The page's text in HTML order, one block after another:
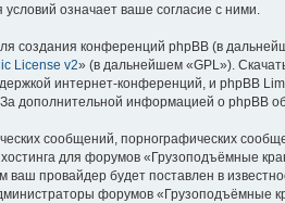
означает ваше согласие с ними.
создания конференций phpBB (в
License v2» (в дальнейшем «GPL»).
интернет-конференций, и phpBB
дополнительной информацией о phpBB
сообщений, порнографических
для форумов «Грузоподъёмные
провайдер будет поставлен в
форумов «Грузоподъёмные